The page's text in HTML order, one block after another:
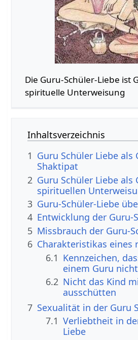
Die Guru-Schüler-Liebe ist
spirituelle Unterweisung
Inhaltsverzeichnis
1 Guru Schüler Liebe als
Shaktipat
2 Guru Schüler Liebe als
spirituellen
3 Guru-Schüler-Liebe
4 Entwicklung der Guru-
5 Missbrauch der Guru-
6 Charakteristikas eines
6.1 Kennzeichen,
einem Guru
6.2 Nicht das Kind
ausschütten
7 Sexualität in der Guru
7.1 Verliebtheit in
Liebe